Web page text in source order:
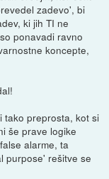
zadevo', bi
ki jih TI ne
ponavadi ravno
koncepte,
tako preprosta, kot si
še prave logike
alarme, ta
purpose' rešitve se